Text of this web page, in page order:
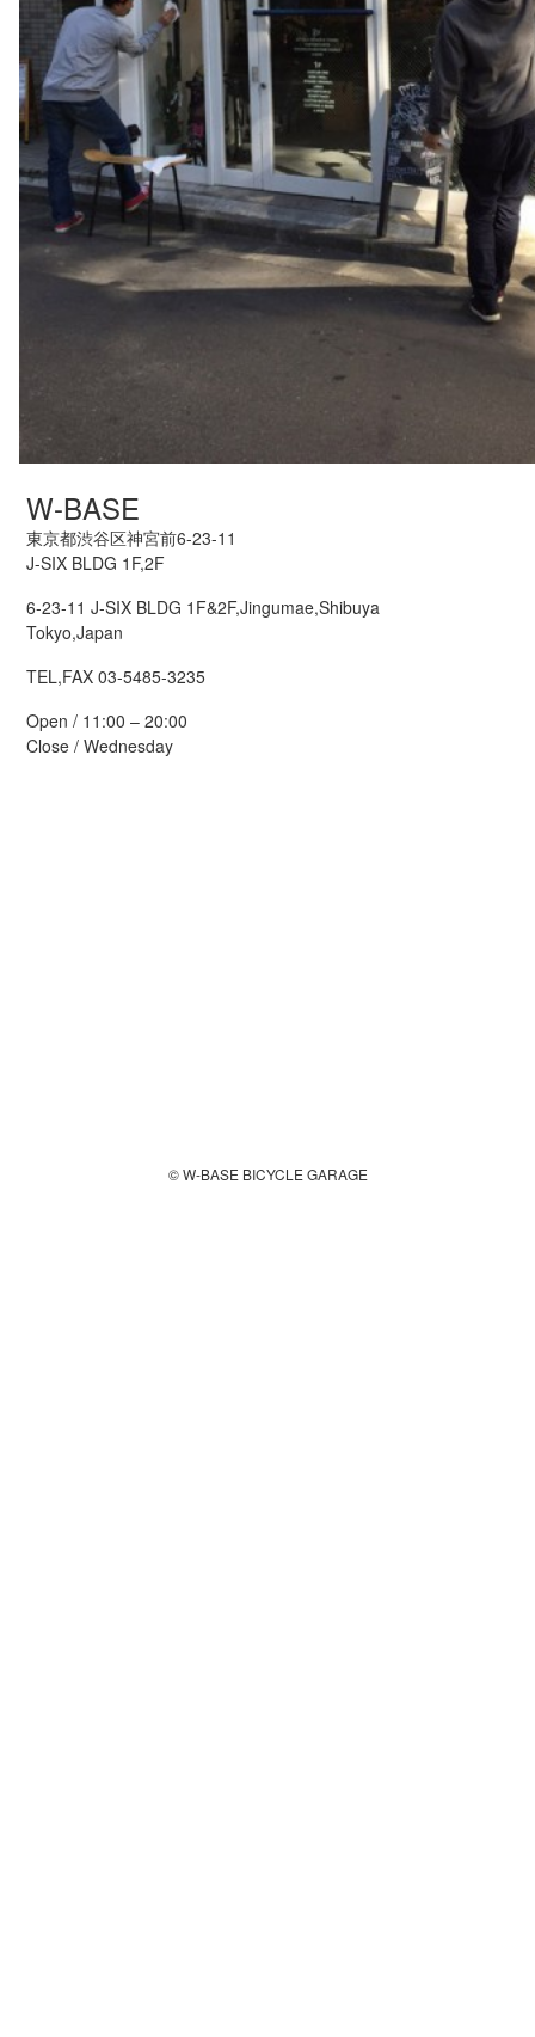
W-BASE
東京都渋谷区神宮前6-23-11
J-SIX BLDG 1F,2F
6-23-11 J-SIX BLDG 1F&2F,Jingumae,Shibuya
Tokyo,Japan
TEL,FAX 03-5485-3235
Open / 11:00 – 20:00
Close / Wednesday
© W-BASE BICYCLE GARAGE